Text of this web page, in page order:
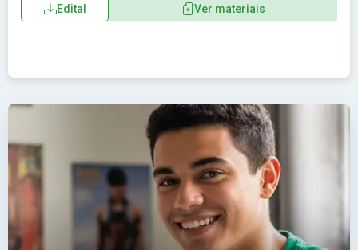
Edital Ver materiais